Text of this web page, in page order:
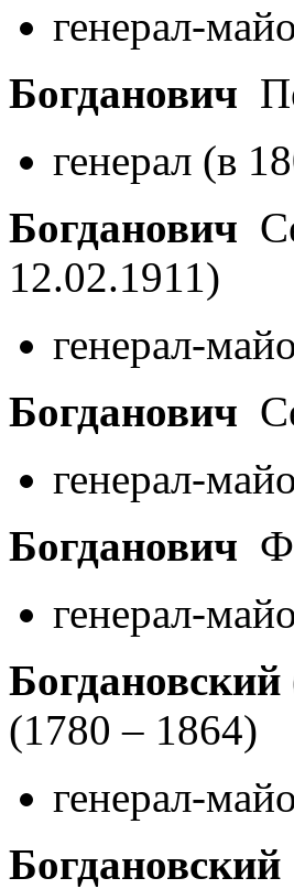
генерал-
Богданович
генерал (в
Богданович
12.02.1911)
генерал-
Богданович
генерал-
Богданович
генерал-
(1780 – 1864)
генерал-
Богдановский